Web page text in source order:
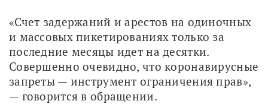
«Счет задержаний и арестов на одиночных
и массовых пикетированиях только за
последние месяцы идет на десятки.
Совершенно очевидно, что коронавирусные
запреты — инструмент ограничения прав»,
— говорится в обращении.